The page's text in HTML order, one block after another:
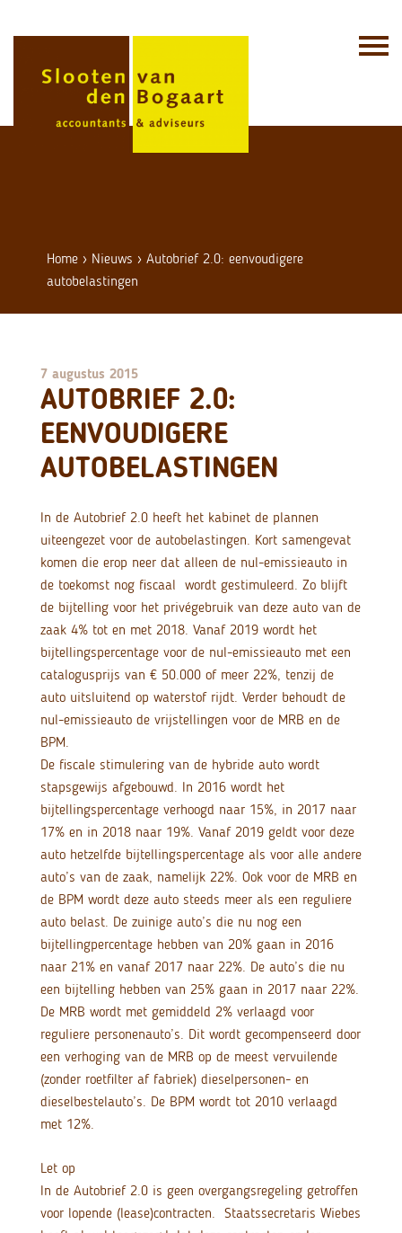
Home › Nieuws ›Autobrief 2.0: eenvoudigere
autobelastingen
7 augustus 2015
AUTOBRIEF 2.0:
EENVOUDIGERE
AUTOBELASTINGEN
In de Autobrief 2.0 heeft het kabinet de plannen
uiteengezet voor de autobelastingen. Kort samengevat
komen die erop neer dat alleen de nul-emissieauto in
de toekomst nog fiscaal wordt gestimuleerd. Zo blijft
de bijtelling voor het privégebruik van deze auto van de
zaak 4% tot en met 2018. Vanaf 2019 wordt het
bijtellingspercentage voor de nul-emissieauto met een
catalogusprijs van € 50.000 of meer 22%, tenzij de
auto uitsluitend op waterstof rijdt. Verder behoudt de
nul-emissieauto de vrijstellingen voor de MRB en de
BPM.
De fiscale stimulering van de hybride auto wordt
stapsgewijs afgebouwd. In 2016 wordt het
bijtellingspercentage verhoogd naar 15%, in 2017 naar
17% en in 2018 naar 19%. Vanaf 2019 geldt voor deze
auto hetzelfde bijtellingspercentage als voor alle andere
auto’s van de zaak, namelijk 22%. Ook voor de MRB en
de BPM wordt deze auto steeds meer als een reguliere
auto belast. De zuinige auto’s die nu nog een
bijtellingpercentage hebben van 20% gaan in 2016
naar 21% en vanaf 2017 naar 22%. De auto’s die nu
een bijtelling hebben van 25% gaan in 2017 naar 22%.
De MRB wordt met gemiddeld 2% verlaagd voor
reguliere personenauto’s. Dit wordt gecompenseerd door
een verhoging van de MRB op de meest vervuilende
(zonder roetfilter af fabriek) dieselpersonen- en
dieselbestelauto’s. De BPM wordt tot 2010 verlaagd
met 12%.
Let op
In de Autobrief 2.0 is geen overgangsregeling getroffen
voor lopende (lease)contracten. Staatssecretaris Wiebes